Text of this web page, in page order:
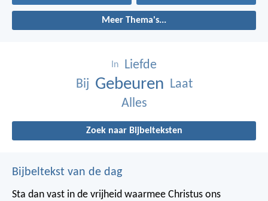
Meer Thema's...
In
Liefde
Bij Gebeuren Laat
Alles
Zoek naar Bijbelteksten
Bijbeltekst van de dag
Sta dan vast in de vrijheid waarmee Christus ons